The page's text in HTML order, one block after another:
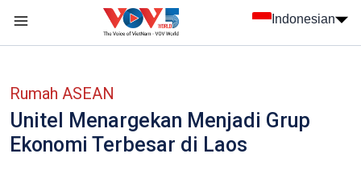
Indonesian
Rumah ASEAN
Unitel Menargekan Menjadi Grup
Ekonomi Terbesar di Laos